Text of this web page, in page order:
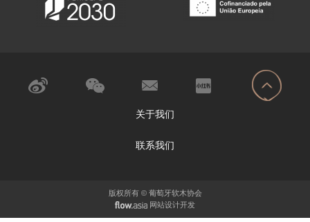
关于我们
联系我们
版权所有 © 葡萄牙软木协会
网站设计开发